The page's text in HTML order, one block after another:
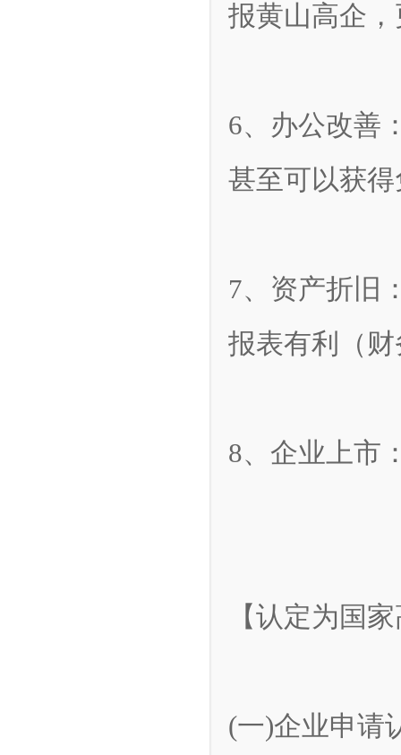
报黄山高企
6、办公改善
甚至可以获
7、资产折旧
报表有利（
8、企业上市
【认定为国
(一)企业申请